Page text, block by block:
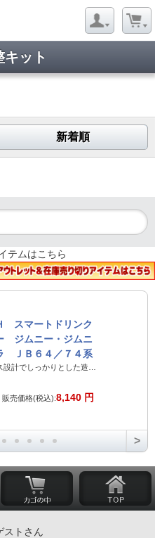
ット
新着順
テムはこちら
スマートドリンク
ジムニー・ジムニ
ＪＢ６４／７４系
販売価格(税込):8,140 円
>
ストさん